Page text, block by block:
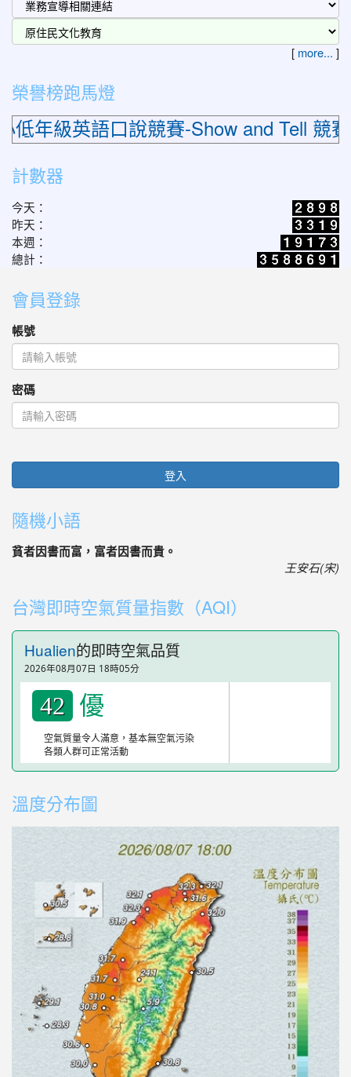
[ more... ]
榮譽榜跑馬燈
級英語口說競賽-Show and Tell 競賽
計數器
今天：
昨天：
本週：
總計：
會員登錄
帳號
密碼
登入
隨機小語
貧者因書而富，富者因書而貴。
王安石(宋)
台灣即時空氣質量指數（AQI）
Hualien的即時空氣品質
2026年08月07日 18時05分
42 優
空氣質量令人滿意，基本無空氣污染
各類人群可正常活動
溫度分布圖